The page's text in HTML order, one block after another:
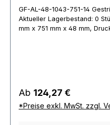
GF-AL-48-1043-751-14
Aktueller Lagerbestand: 0
mm x 751 mm x 48 mm,
Regulärer Preis:
Ab 124,27 €
*Preise exkl. MwSt. zzgl.